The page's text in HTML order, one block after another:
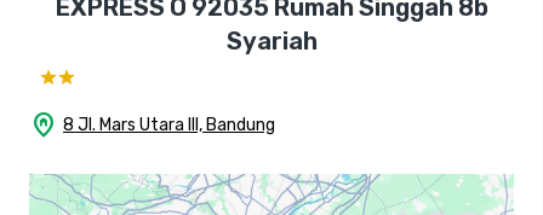
EXPRESS O 92035 Rumah Singgah 8b
Syariah
home_pin 8 Jl. Mars Utara III, Bandung